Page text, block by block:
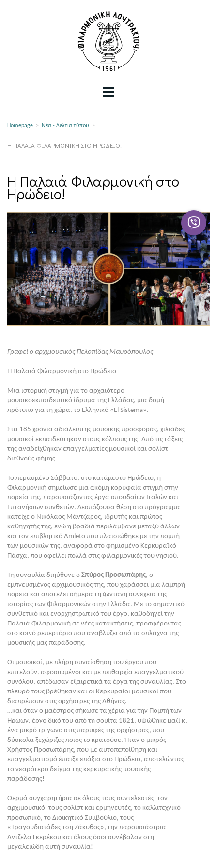
Homepage > Νέα - Δελτία τύπου >
Η ΠΑΛΑΙΆ ΦΙΛΑΡΜΟΝΙΚΉ ΣΤΟ ΗΡΏΔΕΙΟ!
Η Παλαιά Φιλαρμονική στο
Ηρώδειο!
Γραφεί ο αρχιμουσικός Πελοπίδας Μαυρόπουλος
Η Παλαιά Φιλαρμονική στο Ηρώδειο
Μια ιστορική στιγμή για το αρχαιότερο
μουσικοεκπαιδευτικό ίδρυμα της Ελλάδας, μια δομή-
πρότυπο για τη χώρα, το Ελληνικό «El Sistema».
Στα 185 χρόνια αδιάλειπτης μουσικής προσφοράς, χιλιάδες
μουσικοί εκπαιδεύτηκαν στους κόλπους της. Από τις τάξεις
της αναδείχθηκαν επαγγελματίες μουσικοί και σολίστ
διεθνούς φήμης.
Το περασμένο Σάββατο, στο κατάμεστο Ηρώδειο, η
Φιλαρμονική σημείωσε μια ακόμη κορυφαία στιγμή στην
πορεία της, παρουσιάζοντας έργα σπουδαίων Ιταλών και
Επτανήσιων συνθετών. Δεσπόζουσα θέση στο πρόγραμμα
κατείχε ο Νικόλαος Μάντζαρος, ιδρυτής και πρώτος
καθηγητής της, ενώ η βραδιά περιλάμβανε μεταξύ άλλων
και τον επιβλητικό Amleto που πλαισιώθηκε με την πομπή
των μουσικών της, αναφορά στο φημισμένο Κερκυραϊκό
Πάσχα, που οφείλει πολλά στις φιλαρμονικές του νησιού.
Τη συναυλία διηύθυνε ο Σπύρος Προσωπάρης, ο
εμπνευσμένος αρχιμουσικός της, που χαράσσει μια λαμπρή
πορεία και αποτελεί σήμερα τη ζωντανή συνέχεια της
ιστορίας των Φιλαρμονικών στην Ελλάδα. Με το σημαντικό
συνθετικό και ενορχηστρωτικό του έργο, καθοδηγεί την
Παλαιά Φιλαρμονική σε νέες κατακτήσεις, προσφέροντας
στο κοινό ρεπερτόριο που αναβλύζει από τα σπλάχνα της
μουσικής μας παράδοσης.
Οι μουσικοί, με πλήρη συναίσθηση του έργου που
επιτελούν, αφοσιωμένοι και με πειθαρχία επαγγελματικού
συνόλου, απέδωσαν εξαιρετικά τα έργα της συναυλίας. Στο
πλευρό τους βρέθηκαν και οι Κερκυραίοι μουσικοί που
διαπρέπουν στις ορχήστρες της Αθήνας.
…και όταν ο μαέστρος σήκωσε τα χέρια για την Πομπή των
Ηρώων, έργο δικό του από τη σουίτα 1821, υψώθηκε μαζί κι
ένα μικρό τρίγωνο στις παρυφές της ορχήστρας, που
δύσκολα ξεχώριζες ποιος το κρατούσε. Ήταν ο μικρός
Χρήστος Προσωπάρης, που με αυτοπεποίθηση και
επαγγελματισμό έπαιξε επάξια στο Ηρώδειο, αποτελώντας
το νεαρότερο δείγμα της κερκυραϊκής μουσικής
παράδοσης!
Θερμά συγχαρητήρια σε όλους τους συντελεστές, τον
αρχιμουσικό, τους σολίστ και ερμηνευτές, το καλλιτεχνικό
προσωπικό, το Διοικητικό Συμβούλιο, τους
«Τραγουδιστάδες τση Ζάκυθος», την παρουσιάστρια
Άντζελα Γκερέκου και όλους όσοι συνέβαλαν στη
μεγαλειώδη αυτή συναυλία!